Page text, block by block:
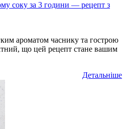
соку за 3 години — рецепт з
ароматом часнику та гострою
що цей рецепт стане вашим
Детальніше